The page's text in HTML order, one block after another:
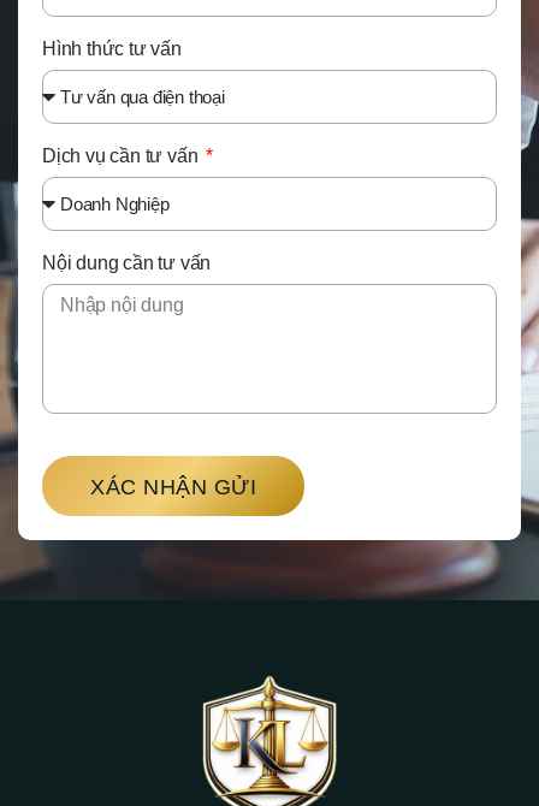
Hình thức tư vấn
Dịch vụ cần tư vấn
Nội dung cần tư vấn
XÁC NHẬN GỬI